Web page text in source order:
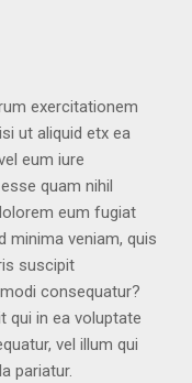
exercitationem
ut aliquid etx ea
eum iure
quam nihil
eum fugiat
minima veniam, quis
suscipit
consequatur?
qui in ea voluptate
vel illum qui
pariatur.